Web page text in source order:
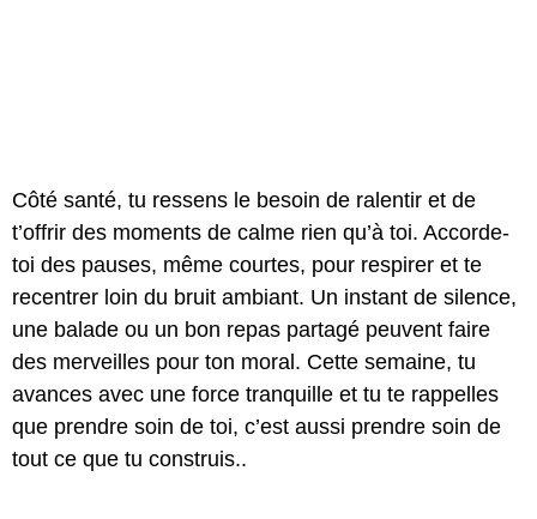
Côté santé, tu ressens le besoin de ralentir et de
t’offrir des moments de calme rien qu’à toi. Accorde-
toi des pauses, même courtes, pour respirer et te
recentrer loin du bruit ambiant. Un instant de silence,
une balade ou un bon repas partagé peuvent faire
des merveilles pour ton moral. Cette semaine, tu
avances avec une force tranquille et tu te rappelles
que prendre soin de toi, c’est aussi prendre soin de
tout ce que tu construis..